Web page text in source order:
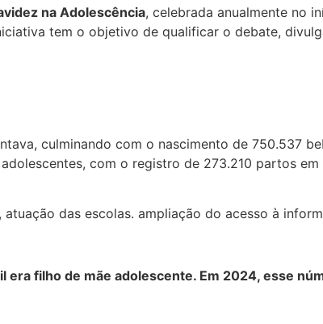
na Adolescência, celebrada anualmente no
tem o objetivo de qualificar o debate,
culminando com o nascimento de 750.537
com o registro de 273.210 partos
das escolas. ampliação do acesso à
filho de mãe adolescente. Em 2024, esse